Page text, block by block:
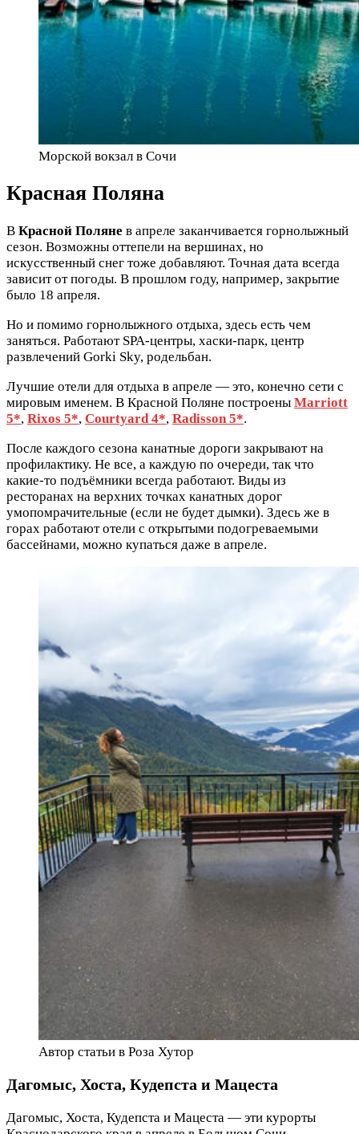
Морской вокзал в Сочи
Красная Поляна
В Красной Поляне в апреле заканчивается горнолыжный
сезон. Возможны оттепели на вершинах, но
искусственный снег тоже добавляют. Точная дата всегда
зависит от погоды. В прошлом году, например, закрытие
было 18 апреля.
Но и помимо горнолыжного отдыха, здесь есть чем
заняться. Работают SPA-центры, хаски-парк, центр
развлечений Gorki Sky, родельбан.
Лучшие отели для отдыха в апреле — это, конечно сети с
мировым именем. В Красной Поляне построены Marriott
5*, Rixos 5*, Courtyard 4*, Radisson 5*.
После каждого сезона канатные дороги закрывают на
профилактику. Не все, а каждую по очереди, так что
какие-то подъёмники всегда работают. Виды из
ресторанах на верхних точках канатных дорог
умопомрачительные (если не будет дымки). Здесь же в
горах работают отели с открытыми подогреваемыми
бассейнами, можно купаться даже в апреле.
Автор статьи в Роза Хутор
Дагомыс, Хоста, Кудепста и Мацеста
Дагомыс, Хоста, Кудепста и Мацеста — эти курорты